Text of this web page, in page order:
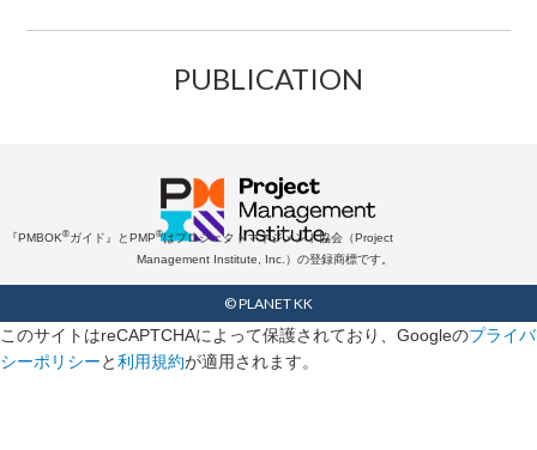
PUBLICATION
『PMBOK®ガイド』とPMP®はプロジェクトマネジメント協会（Project
Management Institute, Inc.）の登録商標です。
© PLANET KK
このサイトはreCAPTCHAによって保護されており、Googleのプライバ
シーポリシーと利用規約が適用されます。